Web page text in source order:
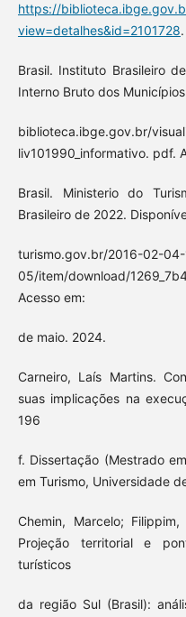
https://
view=detalhes&id=2101728
Brasil. Instituto Brasileiro
Interno Bruto dos
biblioteca.ibge.gov.br/
liv101990_informativo. pdf.
Brasil. Ministerio do
Brasileiro de 2022.
turismo.gov.br/2016-02-
05/item/download/
Acesso em:
de maio. 2024.
Carneiro, Laís Martins.
suas implicações na
196
f. Dissertação (Mestrado
em Turismo, Universidade
Chemin, Marcelo;
Projeção territorial e
turísticos
da região Sul (Brasil):